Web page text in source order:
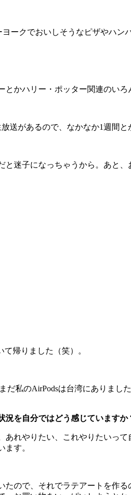
ークでおいしそうなピザやハ
ハリー・ポッター関連のいろ
があるので、なかなか1週間と
子になっちゃうから。あと、
帰りました（笑）。
私のAirPodsは台湾にありまし
を自分ではどう感じていますか
れやりたい、これやりたいっ
す。
ので、それでラテアートを作